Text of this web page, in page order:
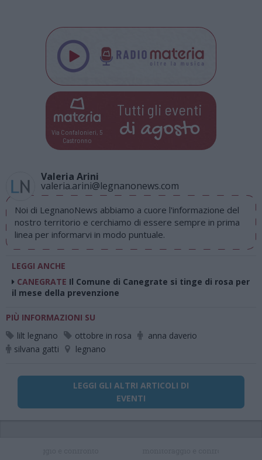
Via Confalonieri, 5
Castronno
Tutti gli eventi
di agosto
Valeria Arini
valeria.arini@legnanonews.com
Noi di LegnanoNews abbiamo a cuore l'informazione del
nostro territorio e cerchiamo di essere sempre in prima
linea per informarvi in modo puntuale.
LEGGI ANCHE
CANEGRATE Il Comune di Canegrate si tinge di rosa per
il mese della prevenzione
PIÙ INFORMAZIONI SU
lilt legnano
ottobre in rosa
anna daverio
silvana gatti
legnano
LEGGI GLI ALTRI ARTICOLI DI
EVENTI